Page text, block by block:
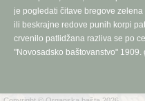
je pogledati čitave bregove
ili beskrajne redove punih korpi
crvenilo patlidžana razliva se po
"Novosadsko baštovanstvo" 1909.